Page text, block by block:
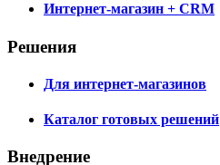
Интернет-магазин + CRM
Решения
Для интернет-магазинов
Каталог готовых решений
Внедрение